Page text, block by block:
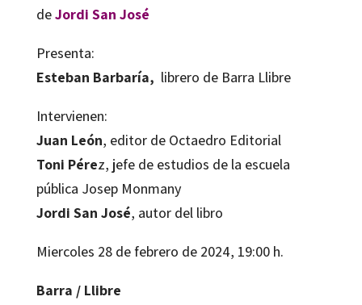
deJordi San José
Presenta:
Esteban Barbaría, librero de Barra Llibre
Intervienen:
Juan León, editor de Octaedro Editorial
Toni Pérez, jefe de estudios de la escuela
pública Josep Monmany
Jordi San José, autor del libro
Miercoles 28 de febrero de 2024, 19:00 h.
Barra / Llibre